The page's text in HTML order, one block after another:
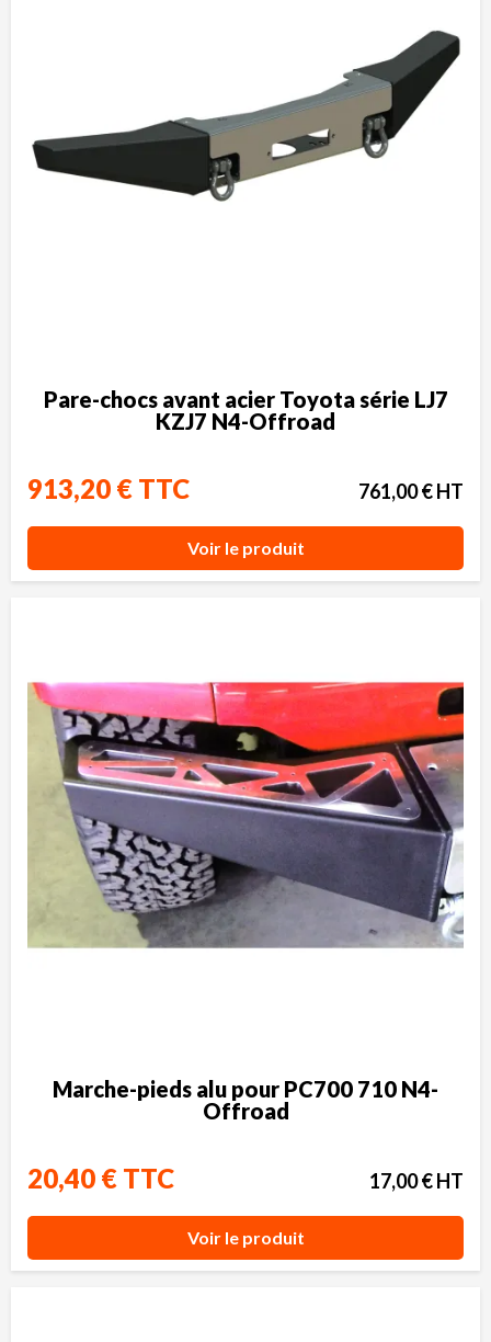
Pare-chocs avant acier Toyota série LJ7
KZJ7 N4-Offroad
913,20 € TTC 761,00 € HT
Voir le produit
Marche-pieds alu pour PC700 710 N4-
Offroad
20,40 € TTC 17,00 € HT
Voir le produit